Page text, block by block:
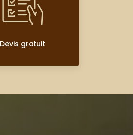
Devis gratuit